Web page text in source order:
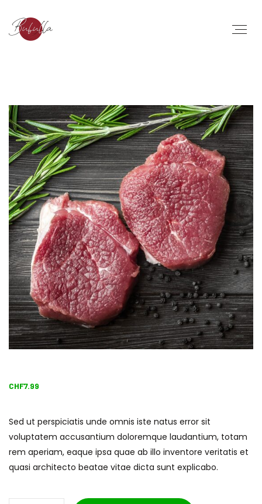
CHF7.99
Sed ut perspiciatis unde omnis iste natus error sit
voluptatem accusantium doloremque laudantium, totam
rem aperiam, eaque ipsa quae ab illo inventore veritatis et
quasi architecto beatae vitae dicta sunt explicabo.